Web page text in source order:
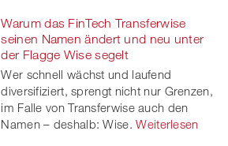
Warum das FinTech Transferwise
seinen Namen ändert und neu unter
der Flagge Wise segelt
Wer schnell wächst und laufend
diversifiziert, sprengt nicht nur Grenzen,
im Falle von Transferwise auch den
Namen – deshalb: Wise. Weiterlesen